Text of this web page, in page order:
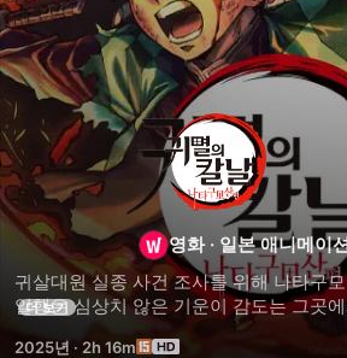
귀멸의
칼날:
나타구
편
영화 · 일본 애니메이
귀살대원 실종 사건 조사를 위해 나타구
일행은 심상치 않은 기운이 감도는 그곳
조종당하는 귀살대원들과 맞닥뜨린다.
더 보기
2025년 · 2h 16m